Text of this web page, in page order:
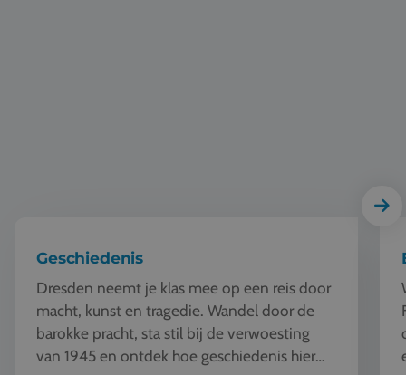
Geschiedenis
Dresden neemt je klas mee op een reis door
macht, kunst en tragedie. Wandel door de
barokke pracht, sta stil bij de verwoesting
van 1945 en ontdek hoe geschiedenis hier